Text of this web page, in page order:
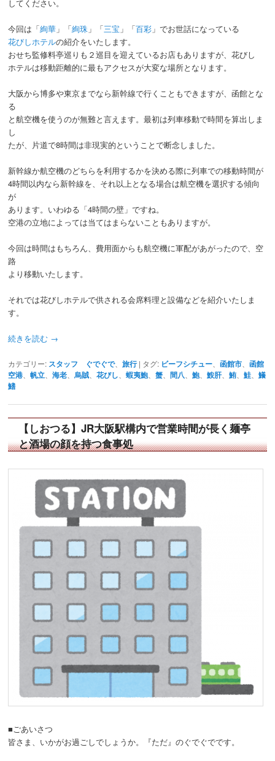
してください。
今回は「絢華 」「絢珠 」「三宝 」「百彩 」でお世話になっている
花びしホテルの紹介をいたします。
おせち監修料亭巡りも２巡目を迎えているお店もありますが、花びし
ホテルは移動距離的に最もアクセスが大変な場所となります。
大阪から博多や東京までなら新幹線で行くこともできますが、函館とな
る
と航空機を使うのが無難と言えます。最初は列車移動で時間を算出しま
し
たが、片道で8時間は非現実的ということで断念しました。
新幹線か航空機のどちらを利用するかを決める際に列車での移動時間が
4時間以内なら新幹線を、それ以上となる場合は航空機を選択する傾向
が
あります。いわゆる「4時間の壁」ですね。
空港の立地によっては当てはまらないこともありますが。
今回は時間はもちろん、費用面からも航空機に軍配があがったので、空
路
より移動いたします。
それでは花びしホテルで供される会席料理と設備などを紹介いたしま
す。
続きを読む →
カテゴリー: スタッフ ぐでぐで、旅行 | タグ: ビーフシチュー 、函館市 、函館
空港 、帆立 、海老 、烏賊 、花びし 、蝦夷鮑、蟹 、間八 、鮑、鮟肝、鮪 、鮭 、鱶
鰭
【しおつる】JR大阪駅構内で営業時間が長く麺亭
と酒場の顔を持つ食事処
■ごあいさつ
皆さま、いかがお過ごしでしょうか。『ただ』のぐでぐでです。